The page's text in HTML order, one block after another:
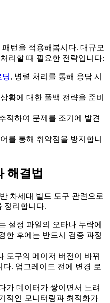
턴을 적용해봅시다. 대규모
리할 때 필요한 전략입니다:
딩, 병렬 처리를 통해 응답 시
황에 대한 폴백 전략을 준비
적하여 문제를 조기에 발견
를 통해 취약점을 방지합니
해결법
차세대 빌드 도구 관련으로
정리합니다.
설정 파일의 오타나 누락에
한 후에는 반드시 검증 과정
도구의 메이저 버전이 바뀌
. 업그레이드 전에 변경 로
가 데이터가 쌓이면서 느려
적인 모니터링과 최적화가